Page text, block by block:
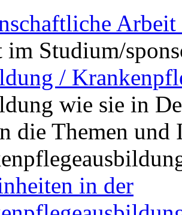
im Studium/
/
wie sie in
die Themen und
in der